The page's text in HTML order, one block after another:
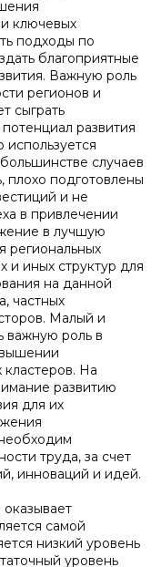
ключевых
подходы по
благоприятные
Важную роль
регионов и
сыграть
развития
случаев
плохо подготовлены
и не
в привлечении
в лучшую
региональных
и иных структур для
на данной
частных
Малый и
важную роль в
На
развитию
для их
труда, за счет
инноваций и идей.
самой
низкий уровень
уровень